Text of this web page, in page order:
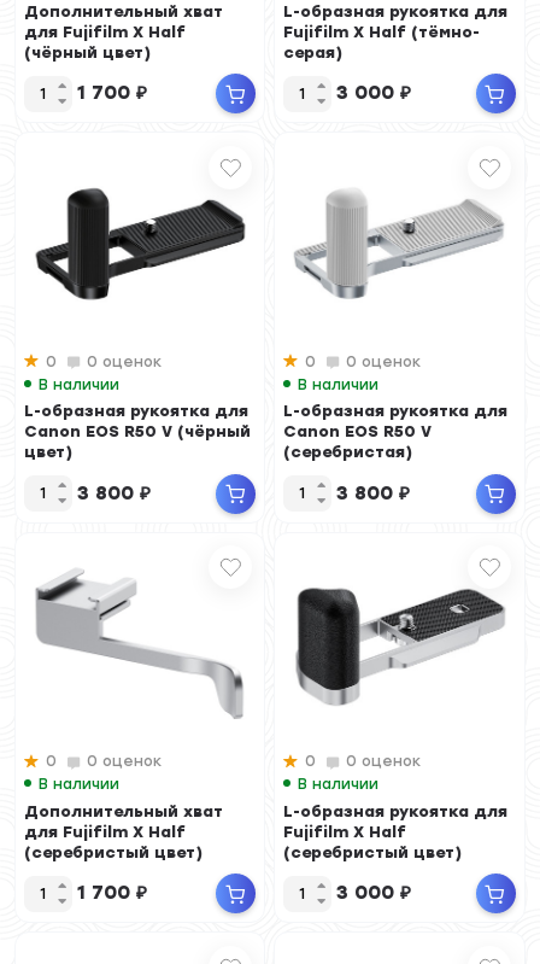
Дополнительный хват
для Fujifilm X Half
(чёрный цвет)
1 700 ₽
L-образная рукоятка для
Fujifilm X Half (тёмно-
серая)
3 000 ₽
0
0 оценок
В наличии
L-образная рукоятка для
Canon EOS R50 V (чёрный
цвет)
3 800 ₽
0
0 оценок
В наличии
L-образная рукоятка для
Canon EOS R50 V
(серебристая)
3 800 ₽
0
0 оценок
В наличии
Дополнительный хват
для Fujifilm X Half
(серебристый цвет)
1 700 ₽
0
0 оценок
В наличии
L-образная рукоятка для
Fujifilm X Half
(серебристый цвет)
3 000 ₽